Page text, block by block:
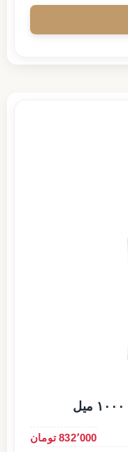
832٬000 تومان